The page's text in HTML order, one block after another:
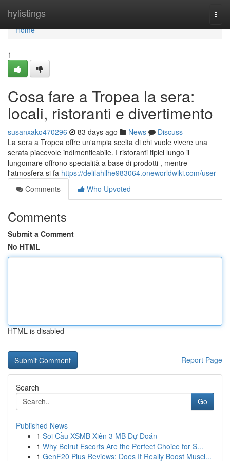
hylistings
Home
Home
1
Cosa fare a Tropea la sera:
locali, ristoranti e divertimento
susanxako470296 83 days ago News
Discuss
La sera a Tropea offre un'ampia scelta di chi vuole vivere una
serata piacevole indimenticabile. I ristoranti tipici lungo il
lungomare offrono specialità a base di prodotti , mentre
l'atmosfera si fa https://delilahllhe983064.oneworldwiki.com/user
Comments
Who Upvoted
Comments
Submit a Comment
No HTML
HTML is disabled
Report Page
Search
Go
Published News
1 Soi Cầu XSMB Xiên 3 MB Dự Đoán
1 Why Beirut Escorts Are the Perfect Choice for S...
1 GenF20 Plus Reviews: Does It Really Boost Muscl...